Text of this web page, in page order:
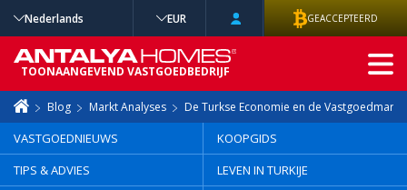
Blog Markt Analyses De Turkse Economie en de Vastgoedmarkt
VASTGOEDNIEUWS
KOOPGIDS
TIPS & ADVIES
LEVEN IN TURKIJE
Nederlands EUR GEACCEPTEERD
TOONAANGEVEND VASTGOEDBEDRIJF
GEAVANCEERD
ZOEKEN